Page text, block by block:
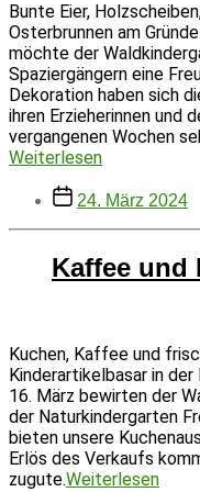
Bunte Eier,
Osterbrunnen am
möchte der
Spaziergängern eine
Dekoration haben sich
ihren Erzieherinnen und
vergangenen Wochen
WeiterlesenWaldkinder
Osterbrunnen
Beitragsdatum
24. März 2024
Kaffee und
Kuchen, Kaffee und
Kinderartikelbasar in
16. März bewirten der
der Naturkindergarten
bieten unsere
Erlös des Verkaufs
zugute.Weiterlesen